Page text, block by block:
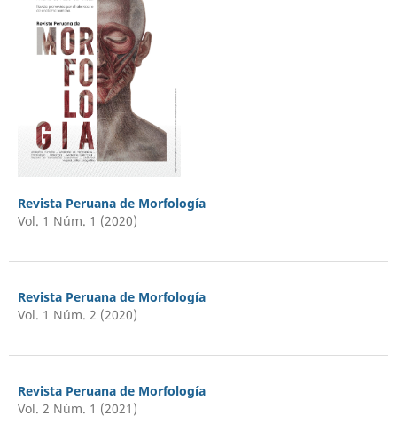
Revista Peruana de Morfología
Vol. 1 Núm. 1 (2020)
Revista Peruana de Morfología
Vol. 1 Núm. 2 (2020)
Revista Peruana de Morfología
Vol. 2 Núm. 1 (2021)